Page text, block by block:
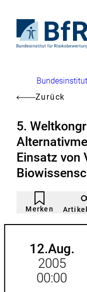
Seiteninhalt
springenStartseite
von
Zurück
5.
Einsatz von
Merken
Artikel
nicht
gemerkt
Durch
Klicken
der
12.Aug.
2005
00:00